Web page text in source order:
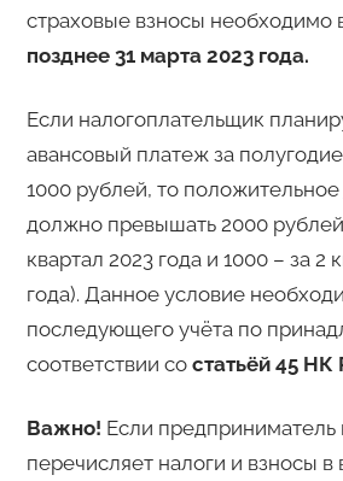
страховые взносы необходимо
позднее 31 марта 2023 года.
Если налогоплательщик
авансовый платеж за
1000 рублей, то положительное
должно превышать 2000 рублей
квартал 2023 года и 1000 – за 2
года). Данное условие
последующего учёта по
соответствии со статьёй 45 НК
Важно! Если
перечисляет налоги и взносы в